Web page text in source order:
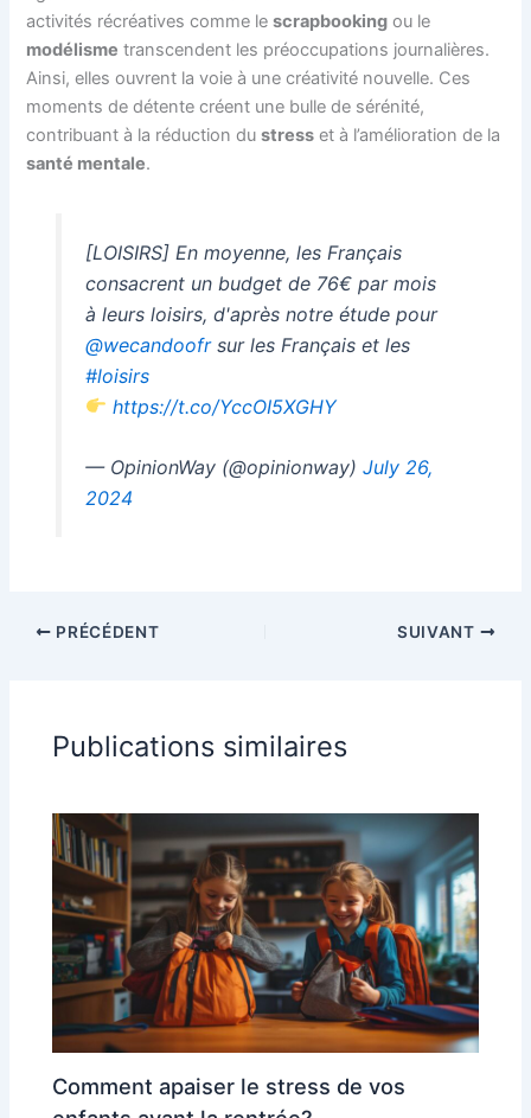
activités récréatives comme lescrapbooking ou le
modélisme transcendent les préoccupations journalières.
Ainsi, elles ouvrent la voie à une créativité nouvelle. Ces
moments de détente créent une bulle de sérénité,
contribuant à la réduction dustress et à l’amélioration de la
santé mentale.
[LOISIRS] En moyenne, les Français
consacrent un budget de 76€ par mois
à leurs loisirs, d'après notre étude pour
@wecandoofrsur les Français et les
#loisirs
https://t.co/YccOI5XGHY
— OpinionWay (@opinionway) July 26,
2024
PRÉCÉDENT SUIVANT
Publications similaires
Comment apaiser le stress de vos